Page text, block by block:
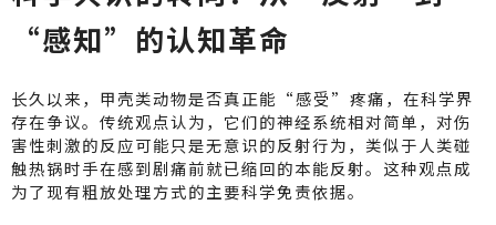
“感知”的认知革命
长久以来，甲壳类动物是否真正能“感受”疼痛，在科学界
存在争议。传统观点认为，它们的神经系统相对简单，对伤
害性刺激的反应可能只是无意识的反射行为，类似于人类碰
触热锅时手在感到剧痛前就已缩回的本能反射。这种观点成
为了现有粗放处理方式的主要科学免责依据。